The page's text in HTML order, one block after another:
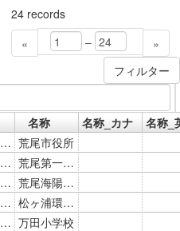
24 records
«
–
»
フィルター
名称 名称_カナ
名称_
A43204103001 荒尾市役所
A43204103002
荒尾第一小学校
A43204103003
荒尾海陽中学校
A43204103005
松ヶ浦環境センター
A43204103006 万田小学校